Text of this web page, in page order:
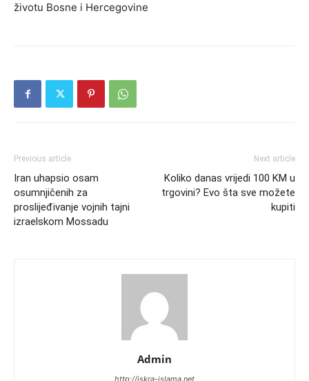
životu Bosne i Hercegovine
Previous article
Iran uhapsio osam
osumnjičenih za
proslijeđivanje vojnih tajni
izraelskom Mossadu
Next article
Koliko danas vrijedi 100 KM u
trgovini? Evo šta sve možete
kupiti
Admin
http://iskra-islama.net